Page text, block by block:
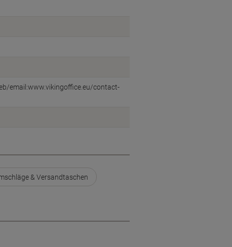
email:www.vikingoffice.eu/contact-
& Versandtaschen